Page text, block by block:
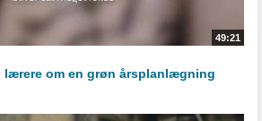
49:21
lærere om en grøn årsplanlægning